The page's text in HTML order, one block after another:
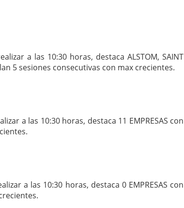
a las 10:30 horas, destaca ALSTOM, SAINT
5 sesiones consecutivas con max crecientes.
a las 10:30 horas, destaca 11 EMPRESAS con
a las 10:30 horas, destaca 0 EMPRESAS con